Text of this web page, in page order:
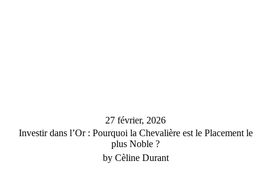
27 février, 2026
Investir dans l’Or : Pourquoi la Chevalière est le Placement le
plus Noble ?
by Cèline Durant